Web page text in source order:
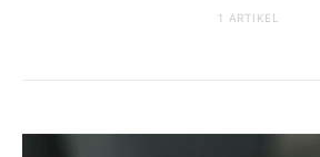
1 ARTIKEL